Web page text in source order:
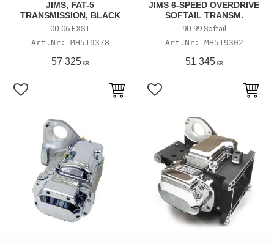
JIMS, FAT-5
TRANSMISSION, BLACK
00-06 FXST
MH519378
57 325KR
Lägg till i favoriter
JIMS 6-SPEED OVERDRIVE
SOFTAIL TRANSM.
90-99 Softail
MH519302
51 345KR
Lägg till i favoriter